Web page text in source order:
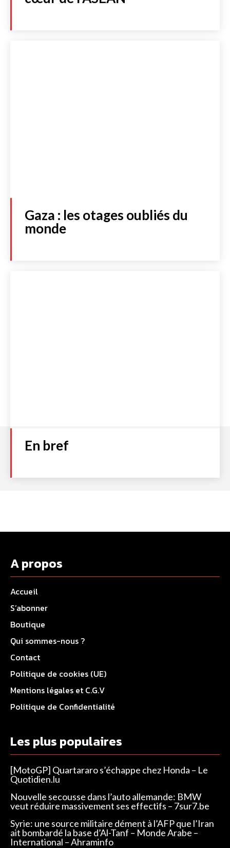
Gaza : les otages oubliés du
monde
En bref
A propos
Accueil
S’abonner
Boutique
Qui sommes-nous ?
Contact
Politique de cookies (UE)
Mentions légales et C.G.V
Politique de Confidentialité
Les plus populaires
[MotoGP] Quartararo s’échappe chez Honda – Le
Quotidien.lu
Nouvelle secousse dans l’auto allemande: BMW
veut réduire massivement ses effectifs – 7sur7.be
Syrie: une source militaire dément à l’AFP que l’Iran
ait bombardé la base d’Al-Tanf – Monde Arabe –
International – Ahraminfo